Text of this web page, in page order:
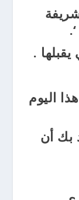
‘.
.
اليوم
بك أن